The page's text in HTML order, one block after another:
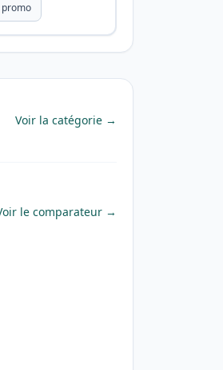
promo
Voir la catégorie →
le comparateur →